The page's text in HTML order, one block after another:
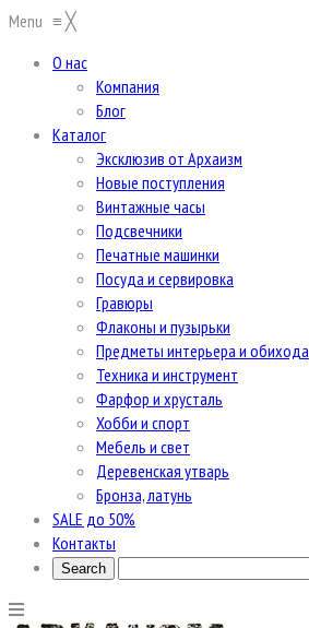
Menu ≡╳
О нас
Компания
Блог
Каталог
Эксклюзив от Архаизм
Новые поступления
Винтажные часы
Подсвечники
Печатные машинки
Посуда и сервировка
Гравюры
Флаконы и пузырьки
Предметы интерьера и обихода
Техника и инструмент
Фарфор и хрусталь
Хобби и спорт
Мебель и свет
Деревенская утварь
Бронза, латунь
SALE до 50%
Контакты